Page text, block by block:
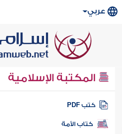
عربي
المكتبة الإسلامية
كتب PDF